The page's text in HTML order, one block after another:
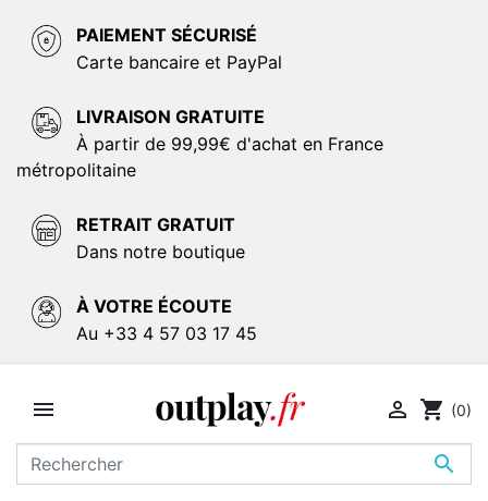
PAIEMENT SÉCURISÉ
Carte bancaire et PayPal
LIVRAISON GRATUITE
À partir de 99,99€ d'achat en France
métropolitaine
RETRAIT GRATUIT
Dans notre boutique
À VOTRE ÉCOUTE
Au +33 4 57 03 17 45


 shopping_cart (0)